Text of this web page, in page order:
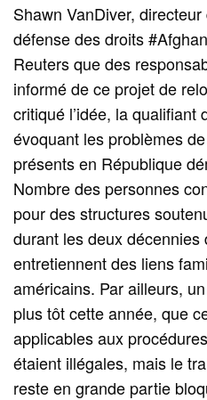
Shawn VanDiver,
défense des droits
Reuters que des
informé de ce projet de
critiqué l’idée, la qualifiant
évoquant les problèmes
présents en République
Nombre des personnes
pour des structures
durant les deux décennies
entretiennent des liens
américains. Par ailleurs,
plus tôt cette année, que
applicables aux
étaient illégales, mais le
reste en grande partie